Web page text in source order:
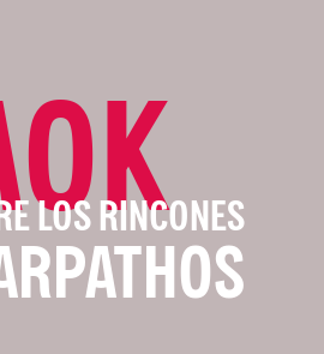
LOS RINCONES